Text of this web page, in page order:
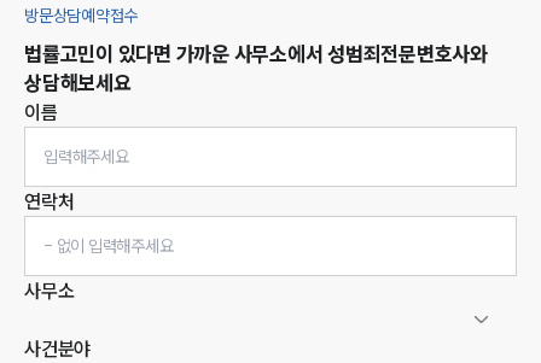
방문상담예약접수
법률고민이 있다면 가까운 사무소에서 성범죄전문변호사와
상담해보세요
이름
연락처
사무소
사건분야